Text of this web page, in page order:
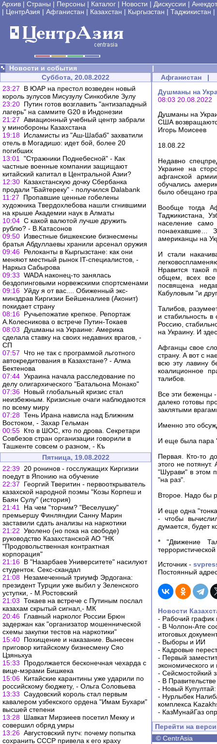
Архив | Страны | Персоны | Каталог | Новости | Дискуссии |
| ЦентрАзия | Афганистан | Казахстан | Кыргызстан | Таджикистан |
Новости и события
|
Суббота, 20.08.2022
23:27
В ЮАР на престол возведен новый
король зулусов Мисузулу Синкобиле Зулу
23:20 Путин готов возглавить "антизападный
лагерь" на саммите G20 в Индонезии
21:27 Авиационный учебный центр забрали
у минобороны Казахстана
19:18 Исламисты из "Аш-Шабаб" захватили
отель в Могадишо: идет бой, более 20
погибших
13:01
"Стражники Поднебесной" - Как
частные военные компании защищают
китайский капитал в Центральной Азии?
12:30 Казахстанскую дочку Сбербанка
продали "Байтереку" - получился Dalabank
11:27
Пропавшие ценные гобелены
художника Твердохлебова нашли сгнившими
на крыше Академии наук в Алматы
10:04 С какой валютой лучше дружить
рублю? - В.Катасонов
09:50 Известные бишкекские бизнесмены
братья Абдуллаевы хранили арсенал оружия
09:46 Релоканты в Кыргызстане: как они
меняют местный рынок IT-специалистов, -
Наркыз Сабырова
09:33 WADA наконец-то занялась
бездопинговыми норвежскими спортсменами
09:16 Уйду я от вас.... Обиженный экс-
минздрав Киргизии Бейшеналиев (Аконит)
покидает страну
08:16 Ручьепожатие крепкое. Репортаж
А.Колесникова о встрече Путин-Токаев
08:03
Душманы на Украине: Америка
сделала ставку на своих недавних врагов, -
СП
07:57
Что не так с программой льготного
автокредитования в Казахстане? - Алма
Бектенова
07:44 Украина начала расследование по
делу олигархического "Батальона Монако"
07:36 Новый глобальный кризис стал
неизбежным. Кризисные очаги наблюдаются
по всему миру
07:28 Тень Ирана нависла над Ближним
Востоком, - Захар Гельман
00:55 Кто в ШОС, кто по дрова. Секретари
Совбезов стран организации говорили в
Ташкенте совсем о разном, - Къ
Пятница, 19.08.2022
22:39 20 ронинов - госслужащих Киргизии
поедут в Японию на обучение
22:37
Георгий Тверитин - первооткрыватель
казахской народной поэмы "Козы Корпеш и
Баян Сулу" (история)
21:41
На чем "торчим? "Веселушку"
премьершу Финляндии Санну Марин
заставили сдать анализы на наркотики
21:22 Уволено (но пока на свободе)
руководство Казахстанской АО "НК
"Продовольственная контрактная
корпорация"
21:16 В "Назарбаев Университете" насилуют
студенток. Секс-скандал
21:08 Незамеченный триумф Эрдогана:
президент Турции уже выбил у Зеленского
уступки, - М.Ростовский
21:03 Токаев на встрече с Путиным послал
казахам скрытый сигнал,- МК
20:46 Главный нарколог России Брюн
задержан как "организатор мошеннической
схемы закупки тестов на наркотики"
15:40 Похищение и наказание. Вынесен
приговор китайскому бизнесмену Сяо
Цзяньхуа
15:33
Продолжается бесконечная чехарда с
вице-мэрами Бишкека
15:06 Китайские карантины уже ударили по
российскому бюджету, - Ольга Соловьева
13:33 Саудовский король стал первым
кавалером узбекского ордена "Имам Бухари"
высшей степени
13:28 Шавкат Мирзиеев посетил Мекку и
совершил обряд умры
13:26 Августовский путч: почему попытка
сохранить СССР привела к его краху
Афганистан |
Душманы на
08:03 20.08.2022
Душманы на
США
Игорь Моисеев
18.08.22
Недавно
Украине на
афганской
обучались
было обещано
Вообще тогда
Таджикистана,
население
понаехавшие…
американцы на
И стали
Нравится такой
общем, всех
посвящена
Кабуловым "и
Талибов,
и стабильность
Россию,
на Украину. И
Афганцы свое
страну. А вот с
всю эту лавину
коалиционное
талибов.
Все эти беженцы
далеко готовы
заклятыми
Именно это
И еще была пара
Первая. Кто-то
этого не
"Шурави" в этом
"на раз".
Второе. Надо бы
И еще одна
- чтобы
думается, будет
* "Движение
Источник -
Постоянный
Новости
- Рабочий график
- В Чолпон-Ате
итоговых
- Выборы и ИИ
- Кадровые
- Первый
экономического
- Сейсмостойкий
- В
- Новый
- Нурлыбек
комплекса
- КазМунайГаз
Перейти на
© CentrAsia